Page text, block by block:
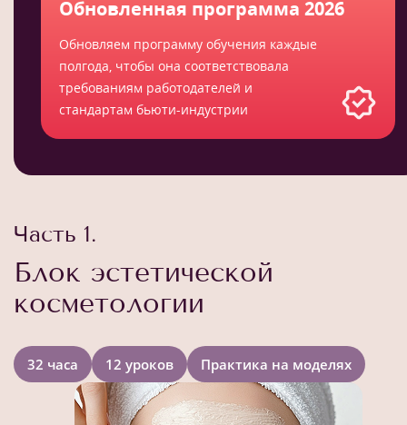
Обновленная программа 2026
Обновляем программу обучения каждые
полгода, чтобы она соответствовала
требованиям работодателей и
стандартам бьюти-индустрии
Часть 1.
Блок эстетической
косметологии
32 часа 12 уроков Практика на моделях